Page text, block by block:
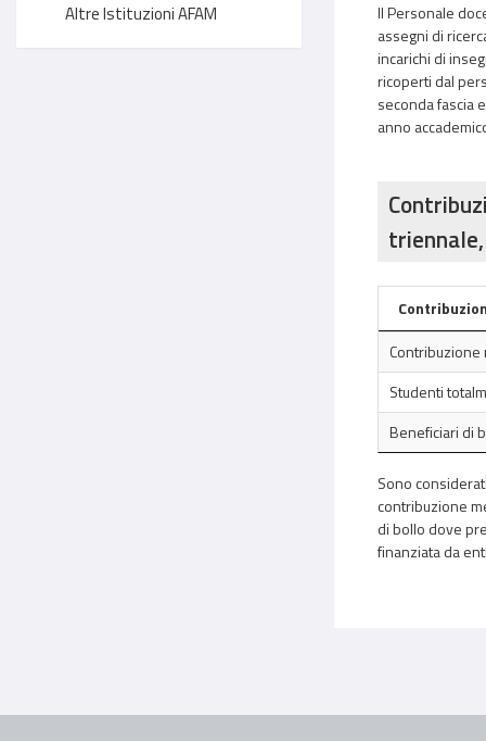
Altre Istituzioni AFAM
Il Personale
assegni di
incarichi di
ricoperti dal
seconda fascia
anno
Studenti
Beneficiari di
Sono
contribuzione
di bollo dove
finanziata da